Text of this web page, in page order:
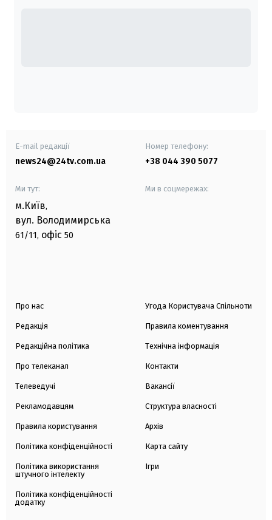
E-mail редакції
news24@24tv.com.ua
Номер телефону:
+38 044 390 5077
Ми тут:
м.Київ,
вул. Володимирська
61/11, офіс 50
Ми в соцмережах:
Про нас
Редакція
Редакційна політика
Про телеканал
Телеведучі
Рекламодавцям
Правила користування
Політика конфіденційності
Політика використання
штучного інтелекту
Політика конфіденційності
додатку
Угода Користувача Спільноти
Правила коментування
Технічна інформація
Контакти
Вакансії
Структура власності
Архів
Карта сайту
Ігри